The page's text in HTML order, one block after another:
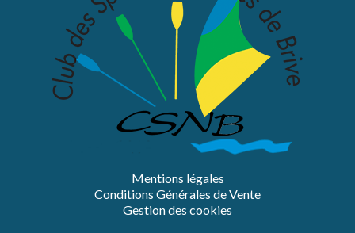
Mentions légales
Conditions Générales de Vente
Gestion des cookies